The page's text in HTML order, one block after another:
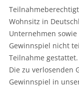
Wohnsitz in
Unternehmen
Gewinnspiel nicht
Teilnahme gestattet.
Die zu verlosenden
Gewinnspiel in